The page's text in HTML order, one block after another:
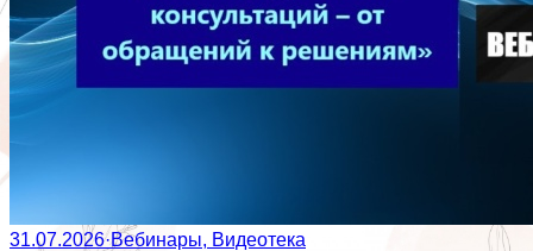
31.07.2026·Вебинары, Видеотека